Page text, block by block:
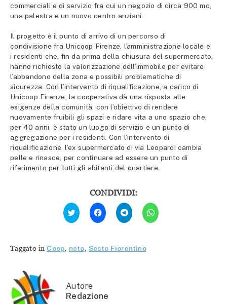
commerciali e di servizio fra cui un negozio di circa 900 mq,
una palestra e un nuovo centro anziani.
Il progetto è il punto di arrivo di un percorso di
condivisione fra Unicoop Firenze, l’amministrazione locale e
i residenti che, fin da prima della chiusura del supermercato,
hanno richiesto la valorizzazione dell’immobile per evitare
l’abbandono della zona e possibili problematiche di
sicurezza. Con l’intervento di riqualificazione, a carico di
Unicoop Firenze, la cooperativa dà una risposta alle
esigenze della comunità, con l’obiettivo di rendere
nuovamente fruibili gli spazi e ridare vita a uno spazio che,
per 40 anni, è stato un luogo di servizio e un punto di
aggregazione per i residenti. Con l’intervento di
riqualificazione, l’ex supermercato di via Leopardi cambia
pelle e rinasce, per continuare ad essere un punto di
riferimento per tutti gli abitanti del quartiere.
CONDIVIDI:
Fai
clic
qui
Twitter
(Si
finestra)
Fai
clic
per
condividere
(Si
apre
Fai
clic
per
condividere
(Si
apre
Fai
clic
per
Taggato in Coop, neto, Sesto Fiorentino
Autore
Redazione